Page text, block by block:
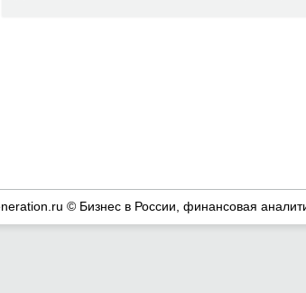
© Бизнес в России, финансοвая